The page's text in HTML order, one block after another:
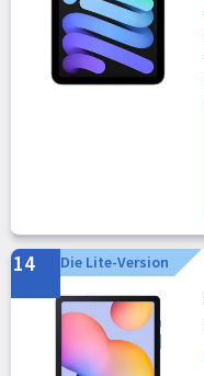
14 Die Lite-Version